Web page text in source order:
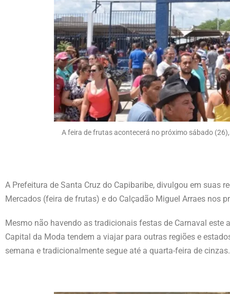
A feira de frutas acontecerá no próximo sábado
A Prefeitura de Santa Cruz do Capibaribe, divulgou em suas
Mercados (feira de frutas) e do Calçadão Miguel Arraes nos
Mesmo não havendo as tradicionais festas de Carnaval este
Capital da Moda tendem a viajar para outras regiões e
semana e tradicionalmente segue até a quarta-feira de cinzas.